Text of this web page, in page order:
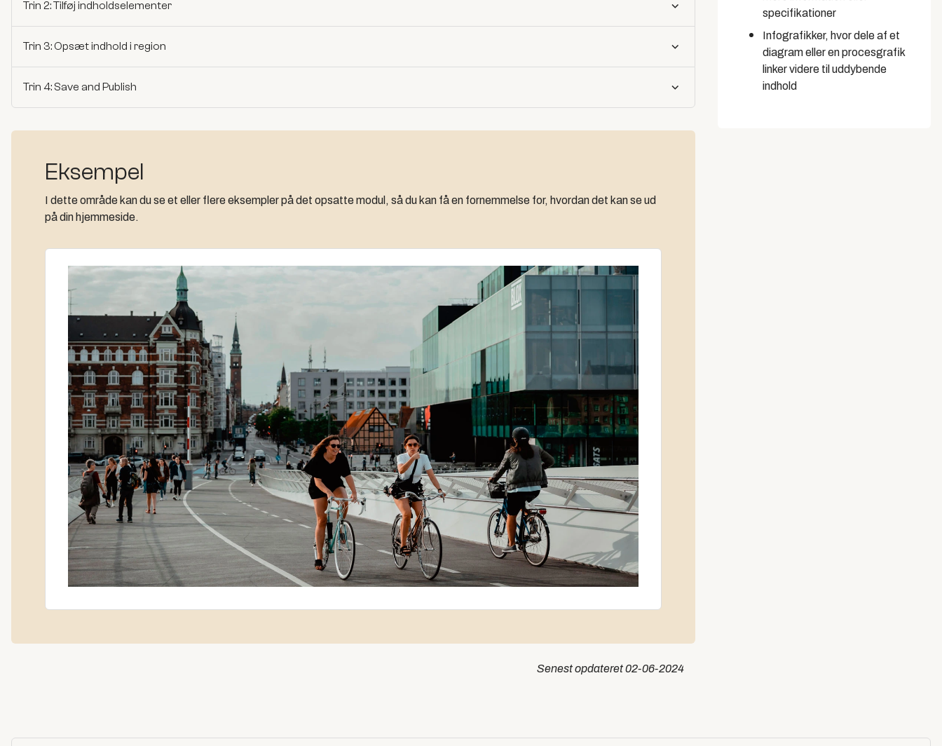
Trin 2: Tilføj indholdselementer
Trin 3: Opsæt indhold i region
Trin 4: Save and Publish
Eksempel
I dette område kan du se et eller flere eksempler på det opsatte modul, så du kan få en fornemmelse for, hvordan det kan se ud
på din hjemmeside.
Senest opdateret02-06-2024
specifikationer
Infografikker, hvor dele af et
diagram eller en procesgrafik
linker videre til uddybende
indhold